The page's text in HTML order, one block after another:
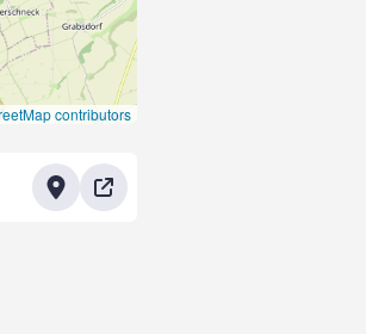
contributors